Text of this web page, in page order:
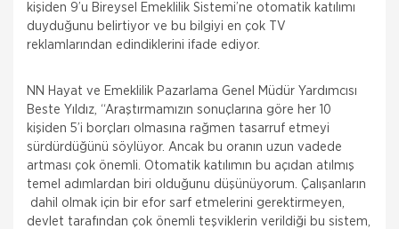
kişiden 9’u Bireysel Emeklilik Sistemi’ne otomatik katılımı
duyduğunu belirtiyor ve bu bilgiyi en çok TV
reklamlarından edindiklerini ifade ediyor.
NN Hayat ve Emeklilik Pazarlama Genel Müdür Yardımcısı
Beste Yıldız, “Araştırmamızın sonuçlarına göre her 10
kişiden 5’i borçları olmasına rağmen tasarruf etmeyi
sürdürdüğünü söylüyor. Ancak bu oranın uzun vadede
artması çok önemli. Otomatik katılımın bu açıdan atılmış
temel adımlardan biri olduğunu düşünüyorum. Çalışanların
dahil olmak için bir efor sarf etmelerini gerektirmeyen,
devlet tarafından çok önemli teşviklerin verildiği bu sistem,